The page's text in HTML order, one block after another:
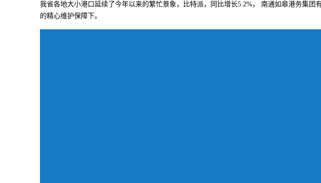
我省各地大小港口延续了今年以来的繁忙景象，比特派，同比增长5.2%， 南通如皋港务集
的精心维护保障下。